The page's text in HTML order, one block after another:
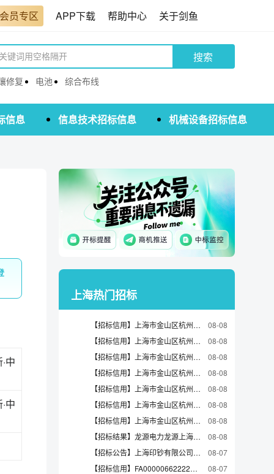
会员专区 APP下载 帮助中心 关于剑鱼
搜索
修复 电池 综合布线
信息 信息技术招标信息 机械设备招标信息
中
中
上海热门招标
【招标信用】上海市金山区杭州湾大道1908弄58号3070室
08-08
【招标信用】上海市金山区杭州湾大道海芙路155号
08-08
【招标信用】上海市金山区杭州湾大道龙山路280弄35支弄26号2092室
08-08
【招标信用】上海市金山区杭州湾大道龙山路280弄19支弄22号2050室
08-08
【招标信用】上海市金山区杭州湾大道海芙路163号
08-08
【招标信用】上海市金山区杭州湾大道龙山路280弄35支弄26号3070室
08-08
【招标信用】上海市金山区杭州湾大道龙山路280弄125号
08-08
【招标结果】龙源电力龙源上海浦东新区潍坊三村342号101室房屋租赁项目单一来源采购结果公告（采购编号WZYT-FWDY-2026080004）
08-08
【招标公告】上海印钞有限公司密特防伪印务分公司折页机采购招标公告
08-07
【招标信用】FA00000662222振华重工总司1000059488控制器软件
08-07